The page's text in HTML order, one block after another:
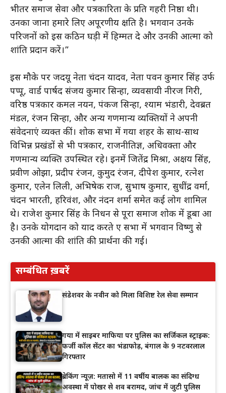
भीतर समाज सेवा और पत्रकारिता के प्रति गहरी निष्ठा थी।
उनका जाना हमारे लिए अपूरणीय क्षति है। भगवान उनके
परिजनों को इस कठिन घड़ी में हिम्मत दे और उनकी आत्मा को
शांति प्रदान करें।”
इस मौके पर जदयू नेता चंदन यादव, नेता पवन कुमार सिंह उर्फ
पप्पू, वार्ड पार्षद संजय कुमार सिन्हा, व्यवसायी नीरज गिरी,
वरिष्ठ पत्रकार कमल नयन, पंकज सिन्हा, श्याम भंडारी, देवब्रत
मंडल, रंजन सिन्हा, और अन्य गणमान्य व्यक्तियों ने अपनी
संवेदनाएं व्यक्त कीं। शोक सभा में गया शहर के साथ-साथ
विभिन्न प्रखंडों से भी पत्रकार, राजनीतिज्ञ, अधिवक्ता और
गणमान्य व्यक्ति उपस्थित रहे। इनमें जितेंद्र मिश्रा, अक्षय सिंह,
प्रवीण ओझा, प्रदीप रंजन, कुमुद रंजन, दीपेश कुमार, रत्नेश
कुमार, एलेन लिली, अभिषेक राज, सुभाष कुमार, सुधींद्र वर्मा,
चंदन भारती, हरिवंश, और नंदन शर्मा समेत कई लोग शामिल
थे। राजेश कुमार सिंह के निधन से पूरा समाज शोक में डूबा हुआ
है। उनके योगदान को याद करते हुए सभा में भगवान विष्णु से
उनकी आत्मा की शांति की प्रार्थना की गई।
सम्बंधित ख़बरें
संडेशवर के नवीन को मिला विशिष्ट रेल सेवा सम्मान
गया में साइबर माफिया पर पुलिस का सर्जिकल स्ट्राइक:
फर्जी कॉल सेंटर का भंडाफोड़, बंगाल के 9 नटवरलाल
गिरफ्तार
ब्रेकिंग न्यूज़: मतासो में 11 वर्षीय बालक का संदिग्ध
अवस्था में पोखर से शव बरामद, जांच में जुटी पुलिस